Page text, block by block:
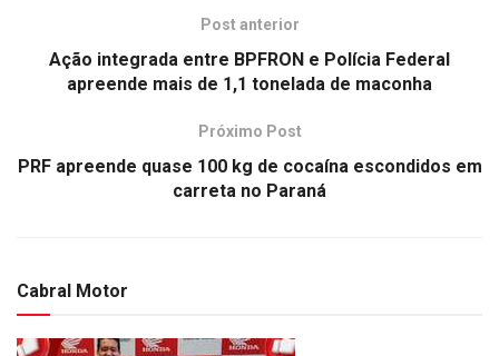
Post anterior
Ação integrada entre BPFRON e Polícia Federal
apreende mais de 1,1 tonelada de maconha
Próximo Post
PRF apreende quase 100 kg de cocaína escondidos em
carreta no Paraná
Cabral Motor